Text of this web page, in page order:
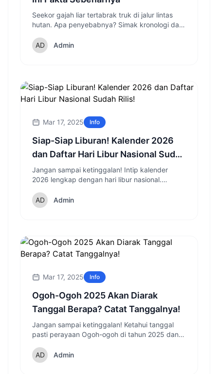
Seekor gajah liar tertabrak truk di jalur lintas
hutan. Apa penyebabnya? Simak kronologi dan
Admin
Mar 17, 2025 Info
Siap-Siap Liburan! Kalender 2026
dan Daftar Hari Libur Nasional Sudah
Rilis!
Jangan sampai ketinggalan! Intip kalender
2026 lengkap dengan hari libur nasional.
nikmati momen spesial di 2026!
Admin
Mar 17, 2025 Info
Ogoh-Ogoh 2025 Akan Diarak
Tanggal Berapa? Catat Tanggalnya!
Jangan sampai ketinggalan! Ketahui tanggal
pasti perayaan Ogoh-ogoh di tahun 2025 dan
Admin